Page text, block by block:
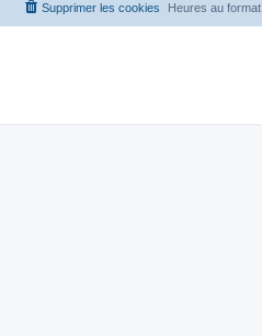
Heures au format
Supprimer les cookies